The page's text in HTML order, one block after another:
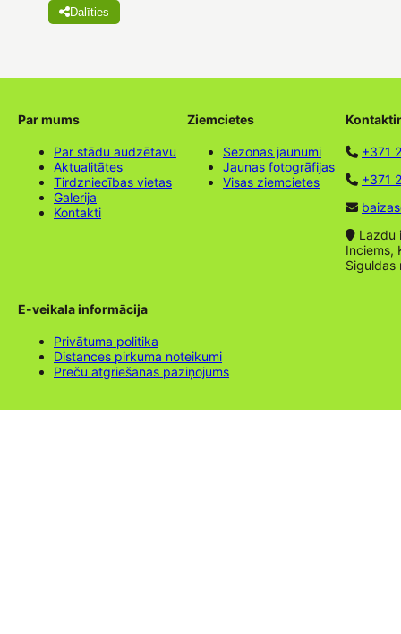
Dalīties
Par mums
Par stādu audzētavu
Aktualitātes
Tirdzniecības vietas
Galerija
Kontakti
Ziemcietes
Sezonas jaunumi
Jaunas fotogrāfijas
Visas ziemcietes
+371
+371
Lazdu
Inciems,
Siguldas
E-veikala informācija
Privātuma politika
Distances pirkuma noteikumi
Preču atgriešanas paziņojums